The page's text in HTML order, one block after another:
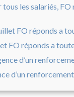
les salariés, FO
FO réponds a
d’un